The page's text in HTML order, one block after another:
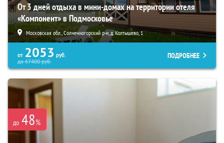
От 3 дней отдыха в мини-домах на территории отеля
«Компонент» в Подмосковье
Московская обл., Солнечногорский р-н, д. Колтышево, 1
от 2053 руб.
до67400руб.
ПОДРОБНЕЕ
до 48%